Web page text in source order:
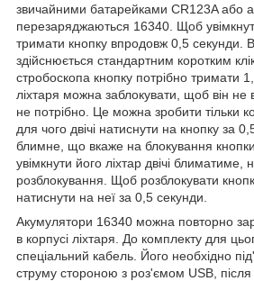
звичайними батарейками CR123A або
перезаряджаються 16340. Щоб
тримати кнопку впродовж 0,5 секунди.
здійснюється стандартним коротким
стробоскопа кнопку потрібно тримати
ліхтаря можна заблокувати, щоб він не
не потрібно. Це можна зробити тільки
для чого двічі натиснути на кнопку за
блимне, що вкаже на блокування
увімкнути його ліхтар двічі
розблокування. Щоб розблокувати
натиснути на неї за 0,5 секунди.
Акумулятори 16340 можна повторно
в корпусі ліхтаря. До комплекту для
спеціальний кабель. Його необхідно
струму стороною з роз'ємом USB, після